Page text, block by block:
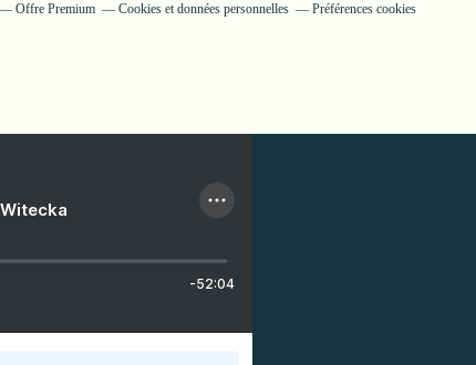
Offre Premium Cookies et données personnelles Préférences cookies
-52:04